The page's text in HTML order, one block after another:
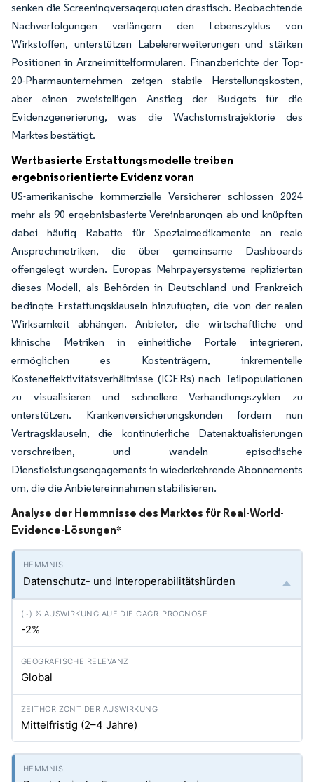
senken die Screeningversagerquoten drastisch. Beobachtende
Nachverfolgungen verlängern den Lebenszyklus von
Wirkstoffen, unterstützen Labelererweiterungen und stärken
Positionen in Arzneimittelformularen. Finanzberichte der Top-
20-Pharmaunternehmen zeigen stabile Herstellungskosten,
aber einen zweistelligen Anstieg der Budgets für die
Evidenzgenerierung, was die Wachstumstrajektorie des
Marktes bestätigt.
Wertbasierte Erstattungsmodelle treiben
ergebnisorientierte Evidenz voran
US-amerikanische kommerzielle Versicherer schlossen 2024
mehr als 90 ergebnisbasierte Vereinbarungen ab und knüpften
dabei häufig Rabatte für Spezialmedikamente an reale
Ansprechmetriken, die über gemeinsame Dashboards
offengelegt wurden. Europas Mehrpayersysteme replizierten
dieses Modell, als Behörden in Deutschland und Frankreich
bedingte Erstattungsklauseln hinzufügten, die von der realen
Wirksamkeit abhängen. Anbieter, die wirtschaftliche und
klinische Metriken in einheitliche Portale integrieren,
ermöglichen es Kostenträgern, inkrementelle
Kosteneffektivitätsverhältnisse (ICERs) nach Teilpopulationen
zu visualisieren und schnellere Verhandlungszyklen zu
unterstützen. Krankenversicherungskunden fordern nun
Vertragsklauseln, die kontinuierliche Datenaktualisierungen
vorschreiben, und wandeln episodische
Dienstleistungsengagements in wiederkehrende Abonnements
um, die die Anbietereinnahmen stabilisieren.
Analyse der Hemmnisse des Marktes für Real-World-
Evidence-Lösungen*
Datenschutz- und Interoperabilitätshürden
-2%
Global
Mittelfristig (2–4 Jahre)